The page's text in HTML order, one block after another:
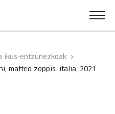
ikus-entzunezkoak